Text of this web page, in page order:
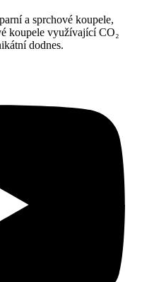
a sprchové koupele,
koupele využívající CO₂
dodnes.